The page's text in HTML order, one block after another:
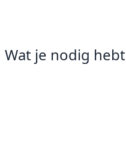
Wat je nodig hebt